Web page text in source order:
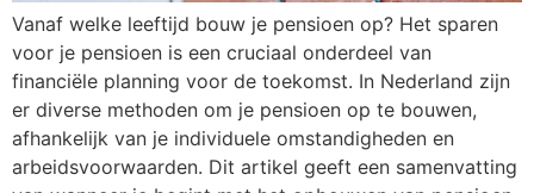
Vanaf welke leeftijd bouw je pensioen op? Het sparen
voor je pensioen is een cruciaal onderdeel van
financiële planning voor de toekomst. In Nederland zijn
er diverse methoden om je pensioen op te bouwen,
afhankelijk van je individuele omstandigheden en
arbeidsvoorwaarden. Dit artikel geeft een samenvatting